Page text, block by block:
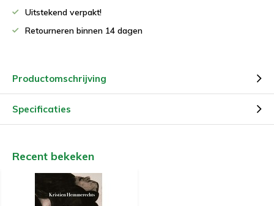
Uitstekend verpakt!
Retourneren binnen 14 dagen
Productomschrijving
Specificaties
Recent bekeken